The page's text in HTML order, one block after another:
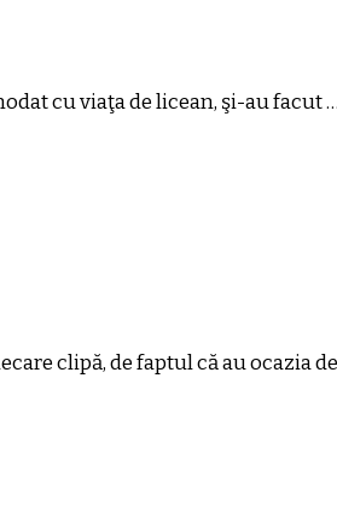
cu viaţa de licean, şi-au facut …
clipă, de faptul că au ocazia